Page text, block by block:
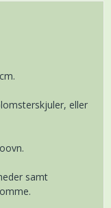
eller
samt